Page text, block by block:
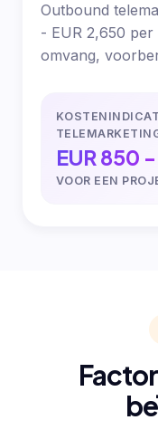
Outbound
- EUR 2,650
omvang,
EUR 850
VOOR EEN